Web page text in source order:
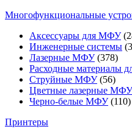
Многофункциональные
Аксессуары для МФУ
Инженерные системы
Лазерные МФУ(378)
Расходные материалы
Струйные МФУ(56)
Цветные лазерные МФУ
Черно-белые МФУ(110)
Принтеры